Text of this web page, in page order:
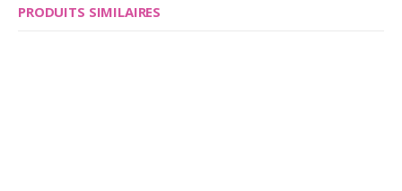
PRODUITS SIMILAIRES